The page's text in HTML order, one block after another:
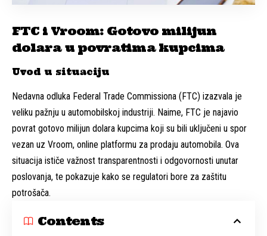
FTC i Vroom: Gotovo milijun
dolara u povratima kupcima
Uvod u situaciju
Nedavna odluka Federal Trade Commissiona (FTC) izazvala je
veliku pažnju u automobilskoj industriji. Naime, FTC je najavio
povrat gotovo milijun dolara kupcima koji su bili uključeni u spor
vezan uz Vroom, online platformu za prodaju automobila. Ova
situacija ističe važnost transparentnosti i odgovornosti unutar
poslovanja, te pokazuje kako se regulatori bore za zaštitu
potrošača.
Contents